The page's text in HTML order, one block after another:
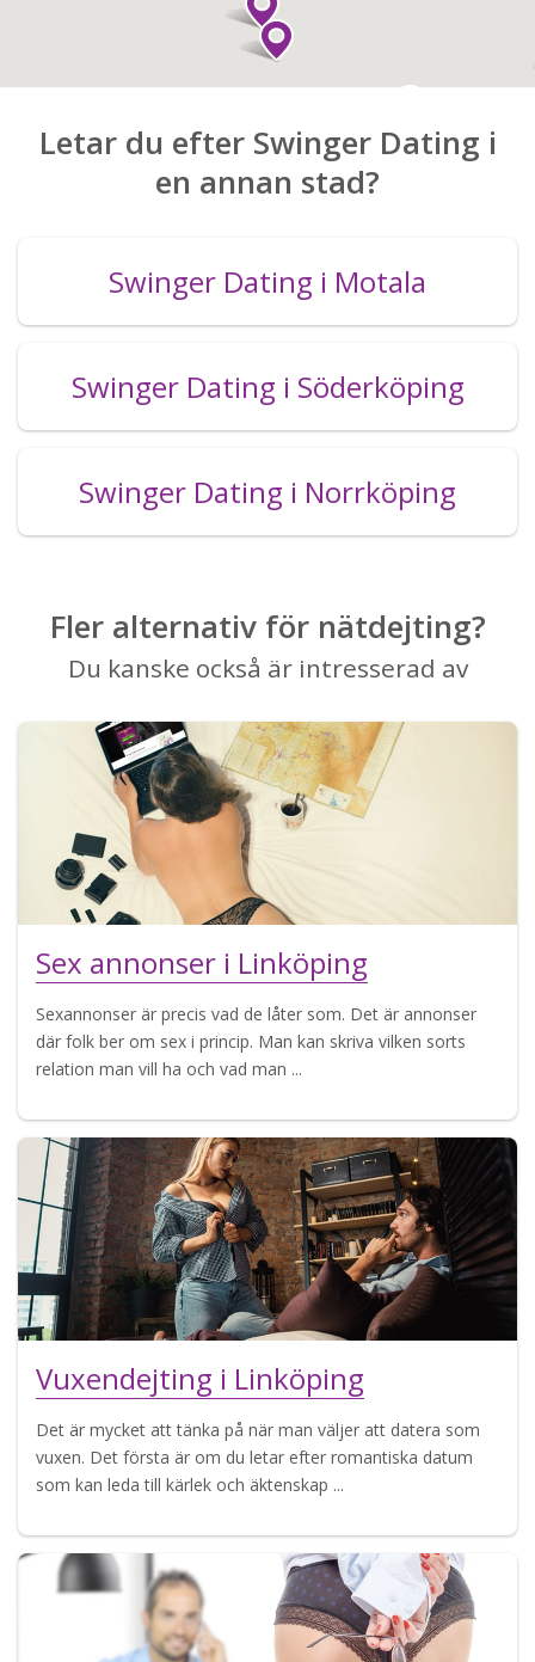
Letar du efter Swinger Dating i
en annan stad?
Swinger Dating i Motala
Swinger Dating i Söderköping
Swinger Dating i Norrköping
Fler alternativ för nätdejting?
Du kanske också är intresserad av
Sex annonser i Linköping
Sexannonser är precis vad de låter som. Det är annonser
där folk ber om sex i princip. Man kan skriva vilken sorts
relation man vill ha och vad man ...
Vuxendejting i Linköping
Det är mycket att tänka på när man väljer att datera som
vuxen. Det första är om du letar efter romantiska datum
som kan leda till kärlek och äktenskap ...